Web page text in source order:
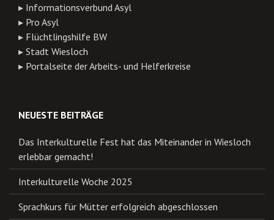
▸ Informationsverbund Asyl
▸ Pro Asyl
▸ Flüchtlingshilfe BW
▸ Stadt Wiesloch
▸ Portalseite der Arbeits- und Helferkreise
NEUESTE BEITRÄGE
Das Interkulturelle Fest hat das Miteinander in Wiesloch
erlebbar gemacht!
Interkulturelle Woche 2025
Sprachkurs für Mütter erfolgreich abgeschlossen